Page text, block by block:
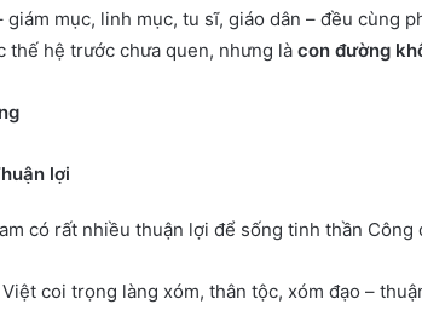
giám mục, linh mục, tu sĩ, giáo dân – đều cùng
thế hệ trước chưa quen, nhưng là con đường
lợi
có rất nhiều thuận lợi để sống tinh thần
coi trọng làng xóm, thân tộc, xóm đạo –